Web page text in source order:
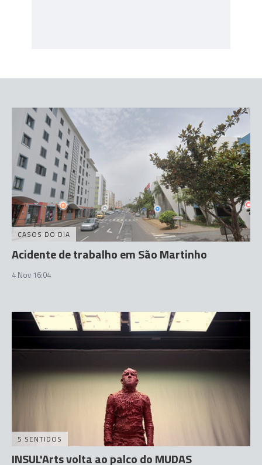
CASOS DO DIA
Acidente de trabalho em São Martinho
4 Nov 16:04
5 SENTIDOS
INSUL'Arts volta ao palco do MUDAS